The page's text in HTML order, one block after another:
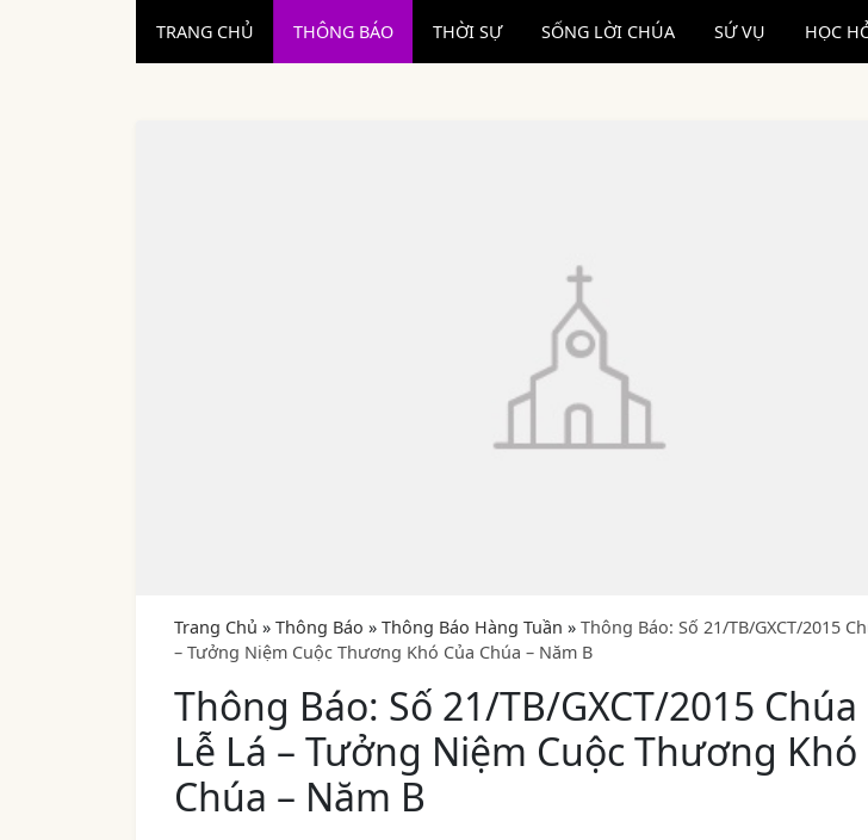
TRANG CHỦ THÔNG BÁO THỜI SỰ SỐNG LỜI CHÚA SỨ VỤ HỌC
Trang Chủ » Thông Báo » Thông Báo Hàng Tuần » Thông Báo: Số 21/TB/GXCT/2015
– Tưởng Niệm Cuộc Thương Khó Của Chúa – Năm B
Thông Báo: Số 21/TB/GXCT/2015
Lễ Lá – Tưởng Niệm Cuộc Thương Khó
Chúa – Năm B